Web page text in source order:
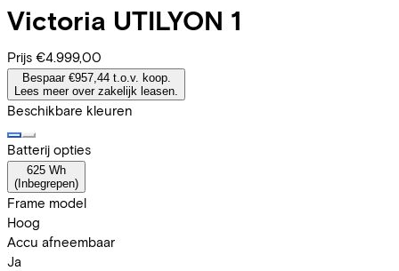
Victoria UTILYON 1
Prijs €4.999,00
Bespaar €957,44 t.o.v. koop.
Lees meer over zakelijk leasen.
Beschikbare kleuren
Batterij opties
625 Wh
( Inbegrepen)
Frame model
Hoog
Accu afneembaar
Ja